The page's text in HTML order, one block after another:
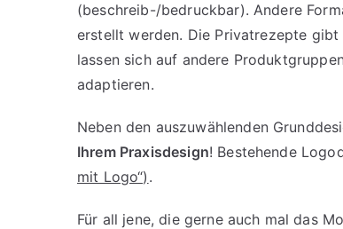
(beschreib-/bedruckbar). Andere
erstellt werden. Die Privatrezepte
lassen sich auf andere
adaptieren.
Neben den auszuwählenden
Ihrem Praxisdesign! Bestehende
mit Logo“) .
Für all jene, die gerne auch mal das